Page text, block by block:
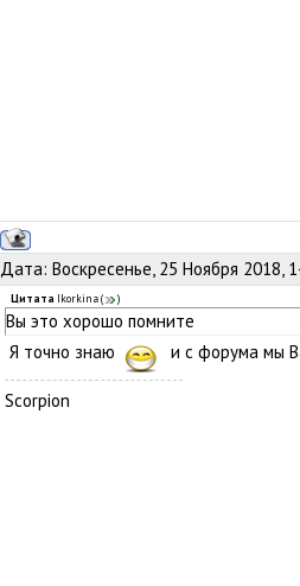
Дата: Воскресенье, 25 Ноября 2018,
Цитата Ikorkina( )
Вы это хорошо помните
Я точно знаю
и с форума мы
Scorpion